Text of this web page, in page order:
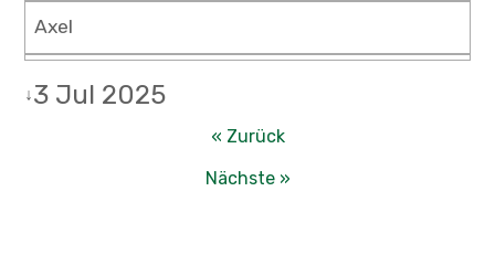
Axel
↓3 Jul 2025
« Zurück
Nächste »